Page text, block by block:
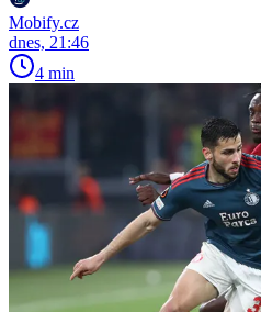
Mobify.cz
dnes, 21:46
4 min